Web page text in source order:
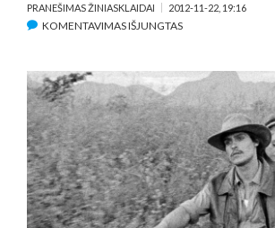
PRANEŠIMAS ŽINIASKLAIDAI 2012-11-22, 19:16
KOMENTAVIMAS IŠJUNGTASĮRAŠE
DĖLIONĖ
„TABU“
NUO
PENKTADIENIO
RODOMA
VILNIUJE